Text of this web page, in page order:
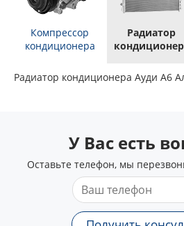
Компрессор
кондиционера
Радиатор
Радиатор кондиционера Ауди А6
У Вас есть
Оставьте телефон, мы